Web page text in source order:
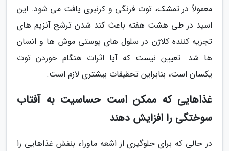
معمولاً در تمشک، توت فرنگی و کرنبری یافت می شود. این
اسید در طی هشت هفته باعث کند شدن ترشح آنزیم های
تجزیه کننده کلاژن در سلول های پوستی موش ها و انسان
ها شد. تعیین نیست که آیا اثرات هنگام خوردن توت
یکسان است، بنابراین تحقیقات بیشتری لازم است.
غذاهایی که ممکن است حساسیت به آفتاب
سوختگی را افزایش دهند
در حالی که برای جلوگیری از اشعه ماوراء بنفش غذاهایی را